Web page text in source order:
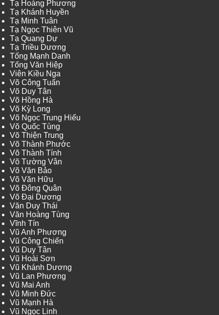
Tạ Hoàng Phương
Tạ Khánh Huyền
Tạ Minh Tuân
Tạ Ngọc Thiên Vũ
Tạ Quang Dự
Tạ Triều Dương
Tống Mạnh Danh
Tống Văn Hiệp
Viên Kiều Nga
Võ Công Tuấn
Võ Duy Tân
Võ Hồng Hà
Võ Kỳ Long
Võ Ngọc Trung Hiếu
Võ Quốc Tùng
Võ Thiện Trung
Võ Thành Phước
Võ Thành Tính
Võ Tường Vân
Võ Văn Bảo
Võ Văn Hữu
Võ Đông Quân
Võ Đại Dương
Văn Duy Thái
Văn Hoàng Tùng
Vĩnh Tín
Vũ Anh Phương
Vũ Công Chiến
Vũ Duy Tân
Vũ Hoài Sơn
Vũ Khánh Dương
Vũ Lan Phương
Vũ Mai Anh
Vũ Minh Đức
Vũ Mạnh Hà
Vũ Ngọc Linh